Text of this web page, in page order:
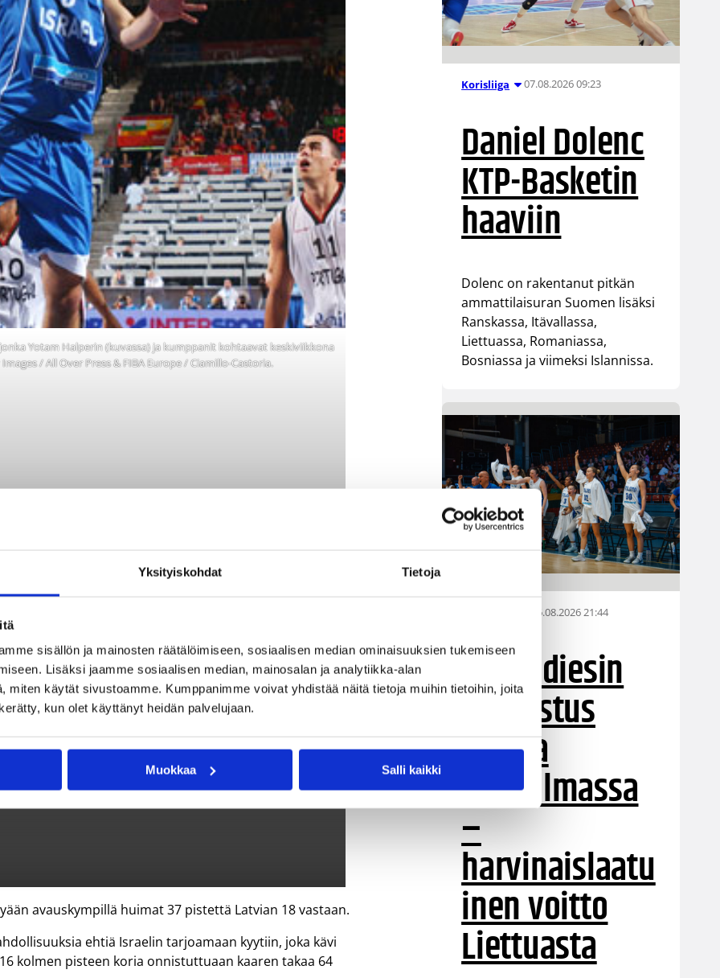
Yksityiskohdat Tietoja
sisällön ja mainosten räätälöimiseen, sosiaalisen median ominaisuuksien tukemiseen
Lisäksi jaamme sosiaalisen median, mainosalan ja analytiikka-alan
miten käytät sivustoamme. Kumppanimme voivat yhdistää näitä tietoja muihin tietoihin, joita
kun olet käyttänyt heidän palvelujaan.
Muokkaa Salli kaikki
Yotam Halperin (kuvassa) ja kumppanit kohtaavat keskiviikkona
/ All Over Press & FIBA Europe / Ciamillo-Castoria.
avauskympillä huimat 37 pistettä Latvian 18 vastaan.
ehtiä Israelin tarjoamaan kyytiin, joka kävi
kolmen pisteen koria onnistuttuaan kaaren takaa 64
Korisliiga 07.08.2026 09:23
Daniel Dolenc
KTP-Basketin
haaviin
Dolenc on rakentanut pitkän
ammattilaisuran Suomen lisäksi
Ranskassa, Itävallassa,
Liettuassa, Romaniassa,
Bosniassa ja viimeksi Islannissa.
06.08.2026 21:44
Susiladiesin
puolustus
rautaa
Tukholmassa
–
harvinaislaatu
inen voitto
Liettuasta